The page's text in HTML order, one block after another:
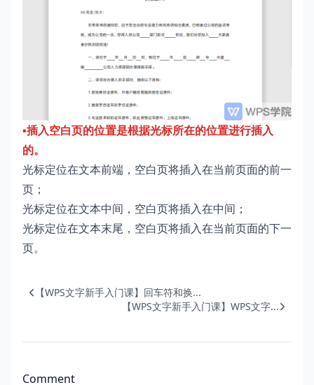
▪插入空白页的位置是根据光标所在的位置进行插入
的。
光标定位在文本前端，空白页将插入在当前页面的前一
页；
光标定位在文本中间，空白页将插入在中间；
光标定位在文本末尾，空白页将插入在当前页面的下一
页。
【WPS文字新手入门课】回车符和换...
【WPS文字新手入门课】WPS文字...
Comment